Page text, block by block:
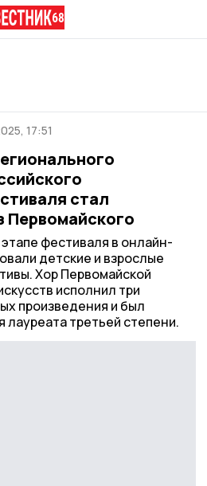
17:51
стал
Первомайского
фестиваля в онлайн-
детские и взрослые
Хор Первомайской
исполнил три
произведения и был
лауреата третьей степени.